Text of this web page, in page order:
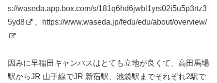
s://waseda.app.box.com/s/181q6hd6jwbl1yrs02i5u5p3rtz3
5yd8
https://www.waseda.jp/fedu/edu/about/overview/
因みに早稲田キャンパスはとても立地が良くて、高田馬場
駅からJR 山手線でJR 新宿駅、池袋駅までそれぞれ2駅で